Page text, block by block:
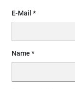
E-Mail
Name